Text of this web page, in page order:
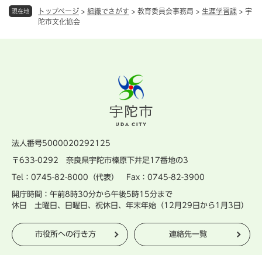
現在地 トップページ > 組織でさがす > 教育委員会事務局 > 生涯学習課 > 宇
陀市文化協会
法人番号5000020292125
〒633-0292 奈良県宇陀市榛原下井足17番地の3
Tel：0745-82-8000（代表） Fax：0745-82-3900
開庁時間：午前8時30分から午後5時15分まで
休日 土曜日、日曜日、祝休日、年末年始（12月29日から1月3日）
市役所への行き方 連絡先一覧